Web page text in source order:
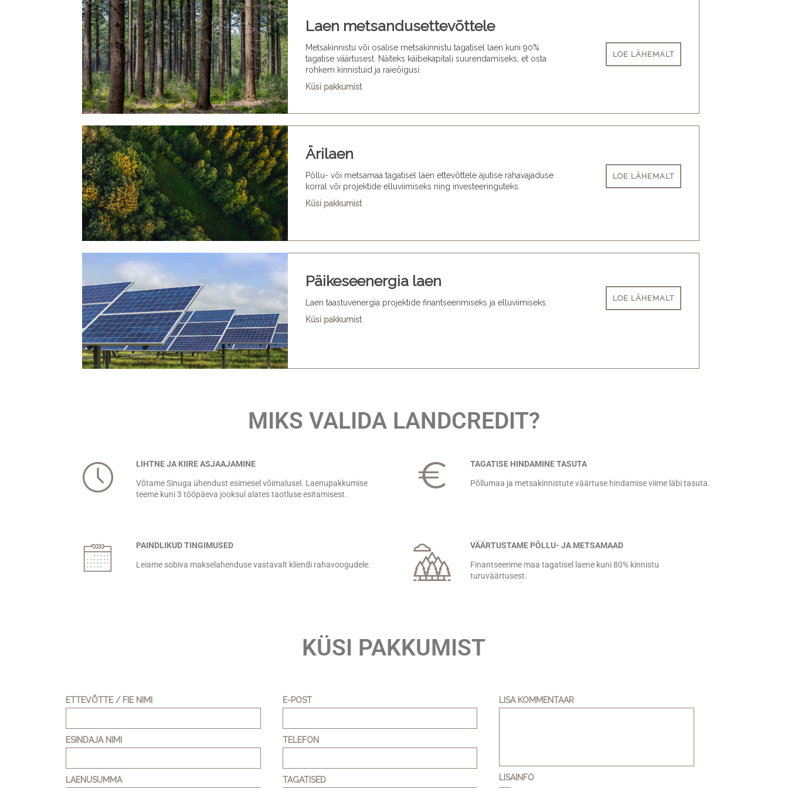
Laen metsandusettevõttele
Metsakinnistu või osalise metsakinnistu tagatisel laen kuni 90%
tagatise väärtusest. Näiteks käibekapitali suurendamiseks, et osta
rohkem kinnistuid ja raieõigusi.
Küsi pakkumist
LOE LÄHEMALT
Ärilaen
Põllu- või metsamaa tagatisel laen ettevõttele ajutise rahavajaduse
korral või projektide elluviimiseks ning investeeringuteks.
Küsi pakkumist
LOE LÄHEMALT
Päikeseenergia laen
Laen taastuvenergia projektide finantseerimiseks ja elluviimiseks.
Küsi pakkumist
LOE LÄHEMALT
MIKS VALIDA LANDCREDIT?
LIHTNE JA KIIRE ASJAAJAMINE
Võtame Sinuga ühendust esimesel võimalusel. Laenupakkumise
teeme kuni 3 tööpäeva jooksul alates taotluse esitamisest.
TAGATISE HINDAMINE TASUTA
Põllumaa ja metsakinnistute väärtuse hindamise viime läbi tasuta.
PAINDLIKUD TINGIMUSED
Leiame sobiva makselahenduse vastavalt kliendi rahavoogudele.
VÄÄRTUSTAME PÕLLU- JA METSAMAAD
Finantseerime maa tagatisel laene kuni 80% kinnistu
turuväärtusest.
KÜSI PAKKUMIST
ETTEVÕTTE / FIE NIMI
ESINDAJA NIMI
LAENUSUMMA
E-POST
TELEFON
TAGATISED
LISA KOMMENTAAR
LISAINFO